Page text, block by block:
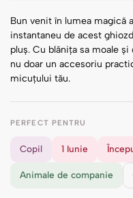
Bun venit în lumea magică
instantaneu de acest
pluș. Cu blănița sa moale
nu doar un accesoriu
micuțului tău.
PERFECT PENTRU
Copil 1 Iunie
Animale de companie